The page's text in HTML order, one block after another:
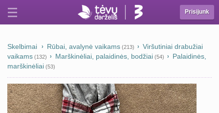
Prisijunk
Skelbimai Rūbai, avalynė vaikams (213)
Viršutiniai drabužiai
vaikams (132) Marškinėliai, palaidinės, bodžiai (54)
Palaidinės,
marškinėliai (53)